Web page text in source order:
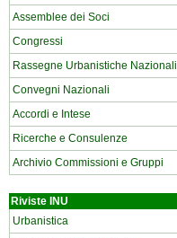
Assemblee dei Soci
Congressi
Rassegne Urbanistiche Nazionali
Convegni Nazionali
Accordi e Intese
Ricerche e Consulenze
Archivio Commissioni e Gruppi
Riviste INU
Urbanistica